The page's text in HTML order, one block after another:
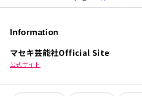
Information
マセキ芸能社Official Site
公式サイト